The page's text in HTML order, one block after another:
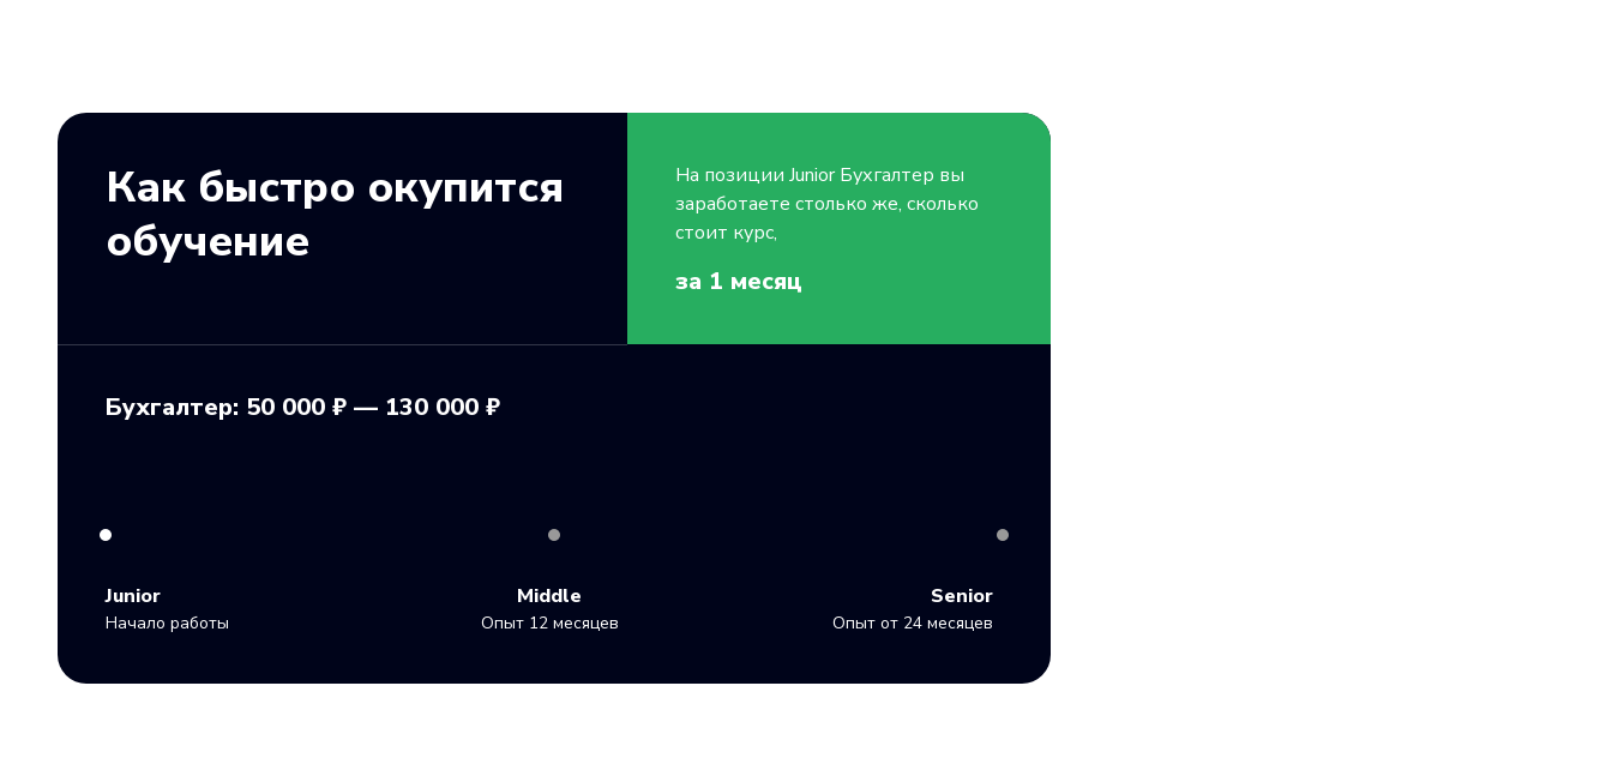
Как быстро окупится
обучение
На позиции JuniorБухгалтер вы
заработаете столько же, сколько
стоит курс,
за 1 месяц
Бухгалтер: 50 000 ₽ — 130 000 ₽
Junior
Начало работы
Middle
Опыт 12 месяцев
Senior
Опыт от 24 месяцев